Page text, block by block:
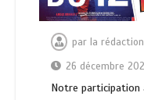
par la
26 décembre
Notre participation